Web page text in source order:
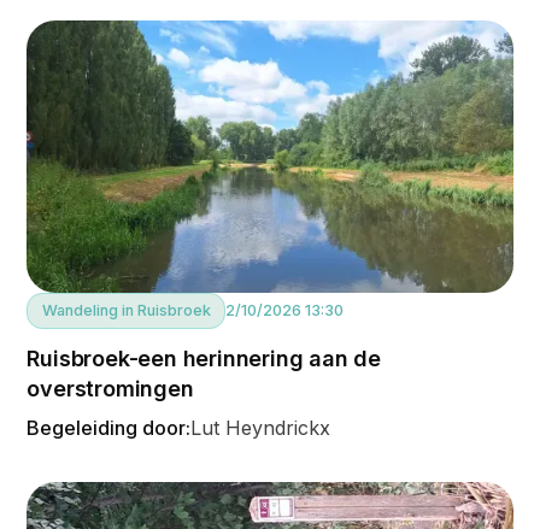
Wandeling in Ruisbroek 2/10/2026 13:30
Ruisbroek-een herinnering aan de
overstromingen
Begeleiding door:Lut Heyndrickx